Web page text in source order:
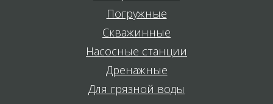
Погружные
Скважинные
Насосные станции
Дренажные
Для грязной воды